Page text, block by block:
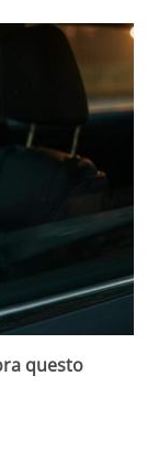
questo